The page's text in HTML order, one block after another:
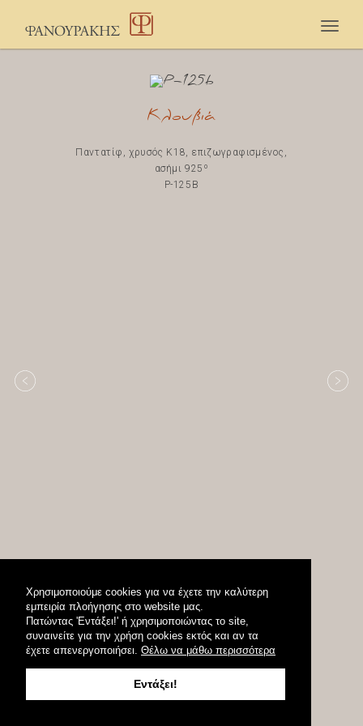
Χρησιμοποιούμε cookies για να έχετε την καλύτερη
εμπειρία πλοήγησης στο website μας.
Πατώντας 'Εντάξει!' ή χρησιμοποιώντας το site,
συναινείτε για την χρήση cookies εκτός και αν τα
έχετε απενεργοποιήσει. Θέλω να μάθω περισσότερα
Εντάξει!
Κλουβιά
Παντατίφ, χρυσός Κ18, επιζωγραφισμένος,
ασήμι 925º
P-125B